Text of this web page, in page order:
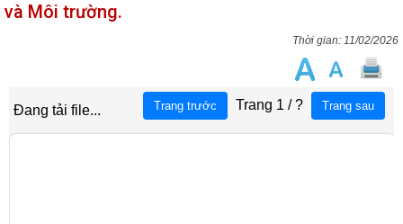
và Môi trường.
11/02/2026